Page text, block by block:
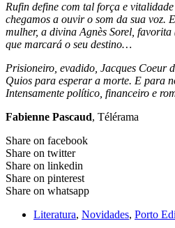
Rufin define com tal força e
chegamos a ouvir o som da sua voz.
mulher, a divina Agnès Sorel,
que marcará o seu destino…
Prisioneiro, evadido, Jacques Coeur
Quios para esperar a morte. E para
Intensamente político, financeiro e
Fabienne Pascaud, Télérama
Share on facebook
Share on twitter
Share on linkedin
Share on pinterest
Share on whatsapp
Literatura, Novidades, Porto